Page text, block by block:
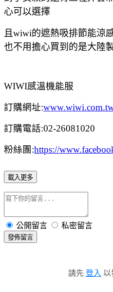
心可以選擇
且wiwi的遮熱吸排節能涼
也不用擔心買到的是大陸
WIWI感溫機能服
訂購網址:
訂購電話:02-26081020
粉絲團:https://
載入更多
公開留言 私密留言
發佈留言
請先 登入 以